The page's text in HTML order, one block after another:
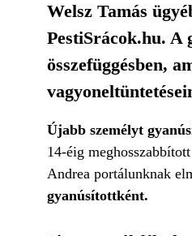
Welsz Tamás
PestiSrácok.hu. A
összefüggésben,
Újabb személyt
14-éig
Andrea portálunknak
gyanúsítottként.